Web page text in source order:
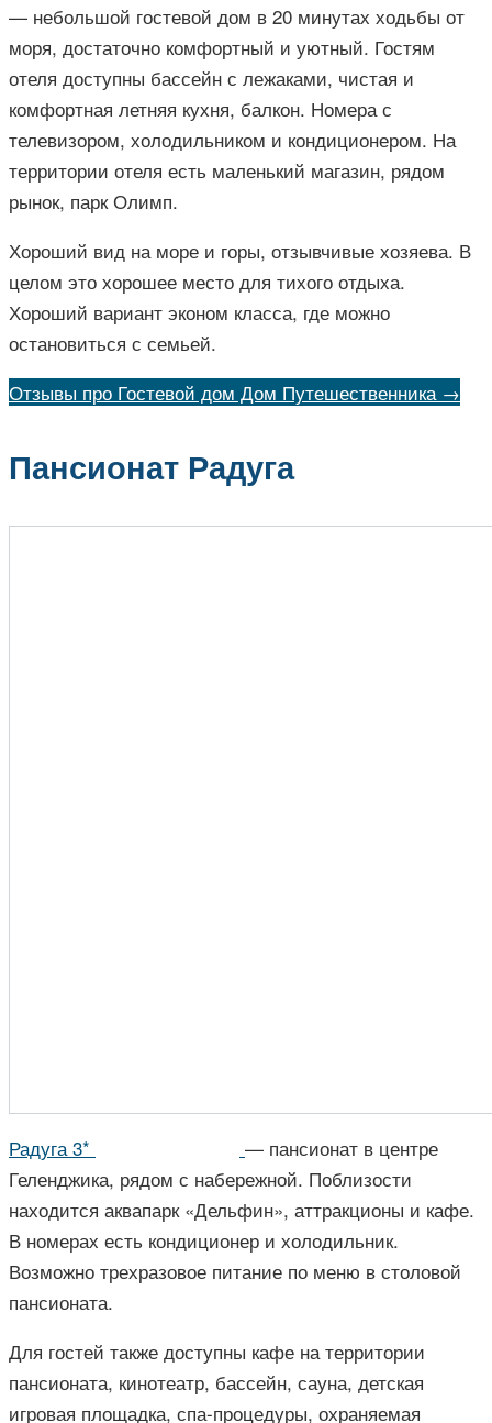
— небольшой гостевой дом в 20 минутах ходьбы от
моря, достаточно комфортный и уютный. Гостям
отеля доступны бассейн с лежаками, чистая и
комфортная летняя кухня, балкон. Номера с
телевизором, холодильником и кондиционером. На
территории отеля есть маленький магазин, рядом
рынок, парк Олимп.
Хороший вид на море и горы, отзывчивые хозяева. В
целом это хорошее место для тихого отдыха.
Хороший вариант эконом класса, где можно
остановиться с семьей.
Отзывы про Гостевой дом Дом Путешественника →
Пансионат Радуга
Радуга 3*
— пансионат в центре
Геленджика, рядом с набережной. Поблизости
находится аквапарк «Дельфин», аттракционы и кафе.
В номерах есть кондиционер и холодильник.
Возможно трехразовое питание по меню в столовой
пансионата.
Для гостей также доступны кафе на территории
пансионата, кинотеатр, бассейн, сауна, детская
игровая площадка, спа-процедуры, охраняемая